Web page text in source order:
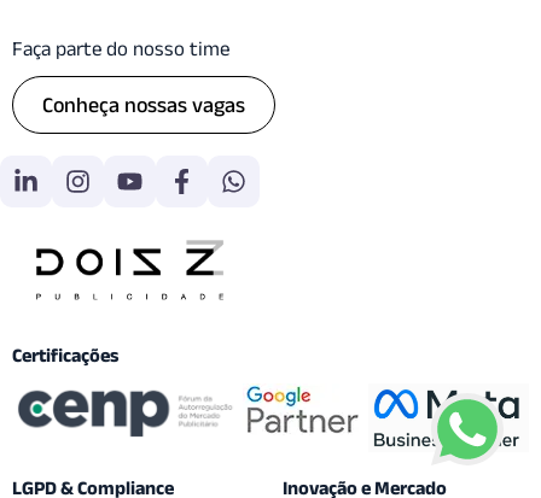
Faça parte do nosso time
Conheça nossas vagas
Certificações
LGPD & Compliance Inovação e Mercado